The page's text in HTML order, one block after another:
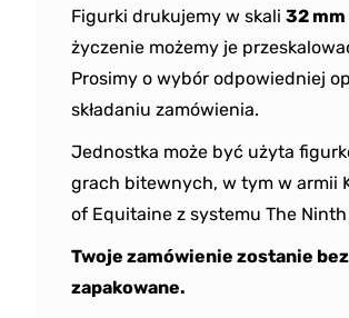
Figurki drukujemy w skali 32 mm
życzenie możemy je
Prosimy o wybór odpowiedniej
składaniu zamówienia.
Jednostka może być użyta
grach bitewnych, w tym w armii
of Equitaine z systemu The
Twoje zamówienie zostanie
zapakowane.